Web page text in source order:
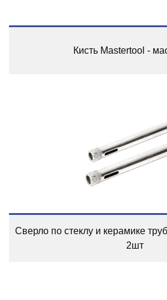
Кисть Mastertool -
Сверло по стеклу и керамике
2шт